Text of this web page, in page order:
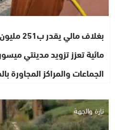
بغلاف
مائية تعزز تزويد مدينتي
الجماعات والمراكز المجاورة
تازة والجهة